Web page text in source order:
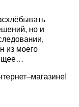
но и
из моего